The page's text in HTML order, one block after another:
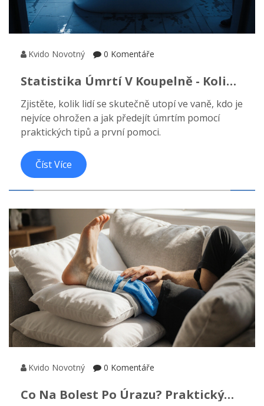
Kvido Novotný 0 Komentáře
Statistika Úmrtí V Koupelně - Kolik
Zjistěte, kolik lidí se skutečně utopí ve vaně, kdo je
nejvíce ohrožen a jak předejít úmrtím pomocí
praktických tipů a první pomoci.
Číst Více
Kvido Novotný 0 Komentáře
Co Na Bolest Po Úrazu? Praktický